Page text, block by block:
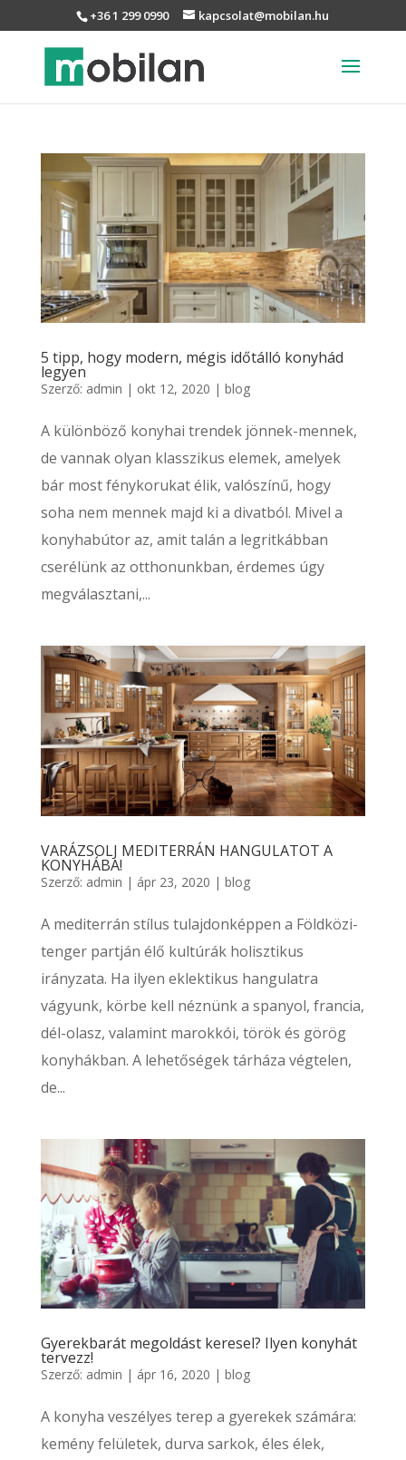
+36 1 299 0990 kapcsolat@mobilan.hu
5 tipp, hogy modern, mégis időtálló konyhád
legyen
Szerző: admin | okt 12, 2020 | blog
A különböző konyhai trendek jönnek-mennek,
de vannak olyan klasszikus elemek, amelyek
bár most fénykorukat élik, valószínű, hogy
soha nem mennek majd ki a divatból. Mivel a
konyhabútor az, amit talán a legritkábban
cserélünk az otthonunkban, érdemes úgy
megválasztani,...
VARÁZSOLJ MEDITERRÁN HANGULATOT A
KONYHÁBA!
Szerző: admin | ápr 23, 2020 | blog
A mediterrán stílus tulajdonképpen a Földközi-
tenger partján élő kultúrák holisztikus
irányzata. Ha ilyen eklektikus hangulatra
vágyunk, körbe kell néznünk a spanyol, francia,
dél-olasz, valamint marokkói, török és görög
konyhákban. A lehetőségek tárháza végtelen,
de...
Gyerekbarát megoldást keresel? Ilyen konyhát
tervezz!
Szerző: admin | ápr 16, 2020 | blog
A konyha veszélyes terep a gyerekek számára:
kemény felületek, durva sarkok, éles élek,